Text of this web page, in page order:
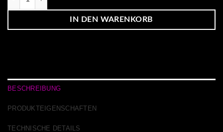
IN DEN WARENKORB
BESCHREIBUNG
PRODUKTEIGENSCHAFTEN
TECHNISCHE DETAILS